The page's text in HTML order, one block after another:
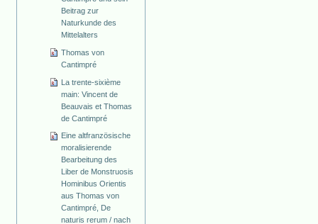
Beitrag zur
Naturkunde des
Mittelalters
Thomas von
Cantimpré
La trente-sixième
main: Vincent de
Beauvais et Thomas
de Cantimpré
Eine altfranzösische
moralisierende
Bearbeitung des
Liber de Monstruosis
Hominibus Orientis
aus Thomas von
Cantimpré, De
naturis rerum / nach